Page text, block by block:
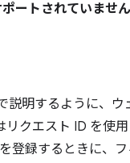
ポートされていませ
説明するように、ウ
リクエスト ID を使
登録するときに、